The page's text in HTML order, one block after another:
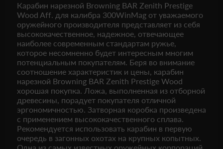
Карабин нарезной Browning BAR Zenith Prestige
Wood Aff. для калибра 300WinMag от уважаемого
оружейного производителя представляет из себя
высококачественное, надежное, отвечающее
наиболее современным стандартам ружье,
которое несомненно будет интересным многим
потенциальным покупателям. Беря во внимание
соотношение характеристик и цены, карабин
нарезной Browning BAR Zenith Prestige Wood
хорошая покупка. Ложа, выполненная из отборной
древесины, порадует покупателя отличной
эргономичностью. Затворная коробка произведена
с применением высококачественного сплава.
Рекомендуется использовать карабин в первую
очередь в загонных охотах на крупных копытных.